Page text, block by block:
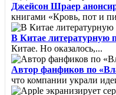
Джейсон Шраер
книгами «Кровь, пот и
В Китае
Китае. Но оказалось,...
Автор фанфиков по
что компании украли